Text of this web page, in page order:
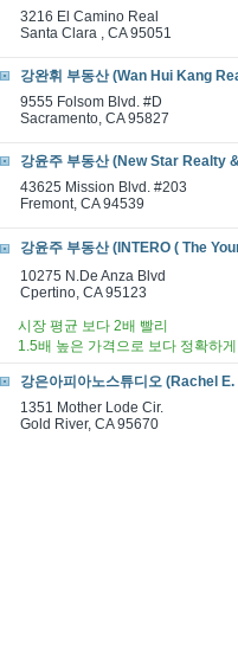
3216 El Camino Real
Santa Clara , CA 95051
강완휘 부동산 (Wan Hui Kang
9555 Folsom Blvd. #D
Sacramento, CA 95827
강윤주 부동산 (New Star Realty
43625 Mission Blvd. #203
Fremont, CA 94539
강윤주 부동산 (INTERO ( The
10275 N.De Anza Blvd
Cpertino, CA 95123
시장 평균 보다 2배 빨리
1.5배 높은 가격으로 보다 정확하
강은아피아노스튜디오 (Rachel
1351 Mother Lode Cir.
Gold River, CA 95670